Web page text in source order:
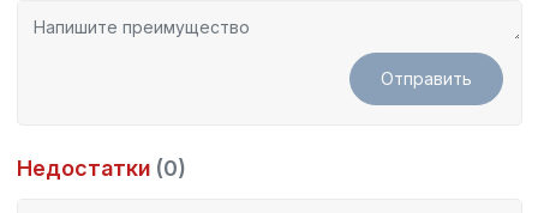
Отправить
Недостатки (0)